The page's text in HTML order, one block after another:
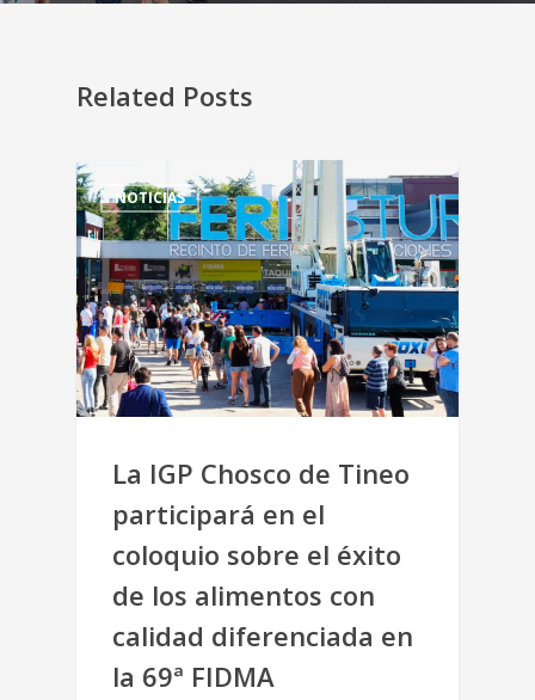
Related Posts
NOTICIAS
La IGP Chosco de Tineo
participará en el
coloquio sobre el éxito
de los alimentos con
calidad diferenciada en
la 69ª FIDMA